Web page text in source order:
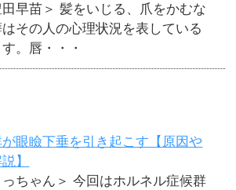
早苗＞ 髪をいじる、爪をかむな
その人の心理状況を表している
。唇・・・
眼瞼下垂を引き起こす【原因や
】
ちゃん＞ 今回はホルネル症候群